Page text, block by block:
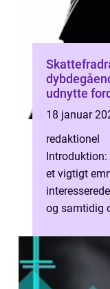
udnytte
18 januar
redaktionel
et vigtigt
og samtidig